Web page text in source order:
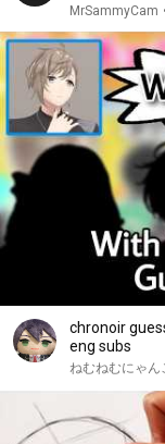
MrSammyCam •
chronoir
eng subs
ねむねむにゃ